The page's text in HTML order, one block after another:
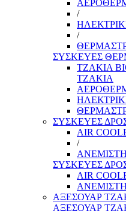
/
/
ΣΥΣΚΕΥΕΣ
ΤΖΑΚΙΑ
ΤΖΑΚΙΑ
ΣΥΣΚΕΥΕΣ
AIR
/
ΣΥΣΚΕΥΕΣ
AIR
ΑΞΕΣΟΥΑΡ
ΑΞΕΣΟΥΑΡ